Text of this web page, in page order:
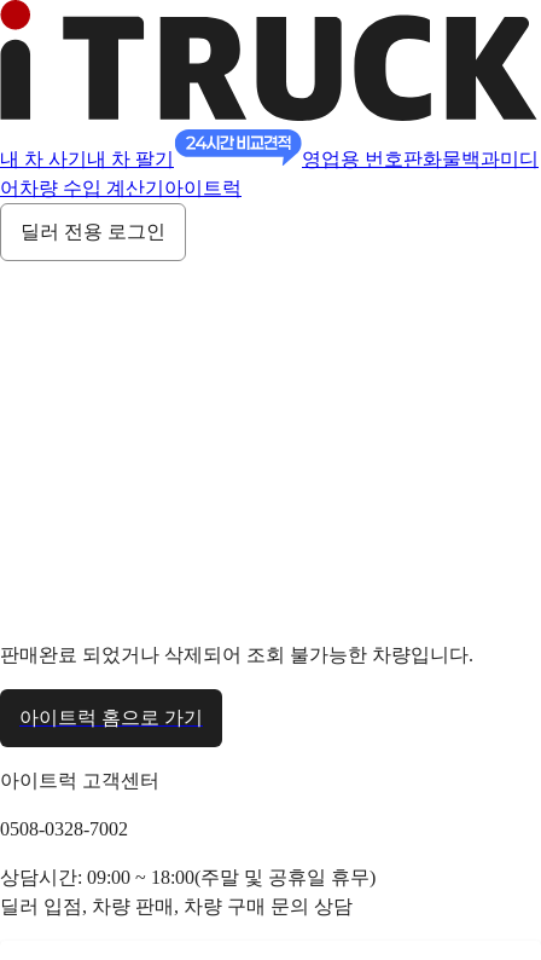
내 차 사기 내 차 팔기 영업용 번호판화물백과미디
어 차량 수입 계산기 아이트럭
딜러 전용 로그인
판매완료 되었거나 삭제되어 조회 불가능한 차량입니다.
아이트럭 홈으로 가기
아이트럭 고객센터
0508-0328-7002
상담시간: 09:00 ~ 18:00(주말 및 공휴일 휴무)
딜러 입점, 차량 판매, 차량 구매 문의 상담